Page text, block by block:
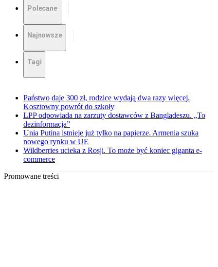
Polecane
Najnowsze
Tagi
Państwo daje 300 zł, rodzice wydają dwa razy więcej.
Kosztowny powrót do szkoły
LPP odpowiada na zarzuty dostawców z Bangladeszu. „To
dezinformacja”
Unia Putina istnieje już tylko na papierze. Armenia szuka
nowego rynku w UE
Wildberries ucieka z Rosji. To może być koniec giganta e-
commerce
Promowane treści